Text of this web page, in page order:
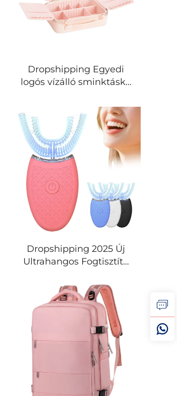
Dropshipping Egyedi
logós vízálló sminktáska
hordozható utazó
sminkdobozzal magas
minőségű kozmetikai
tárolódoboz LED tükörrel
Dropshipping 2025 Új
Ultrahangos Fogtisztító
U-alakú Szilikonfogkefe
Akkumulátoros
Elektromos Fogkefe